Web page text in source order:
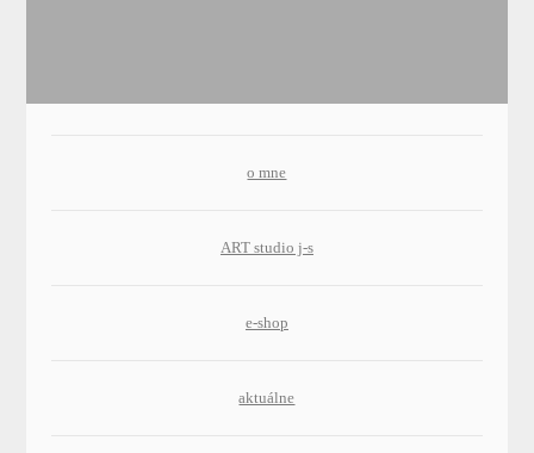
o mne
ART studio j-s
e-shop
aktuálne